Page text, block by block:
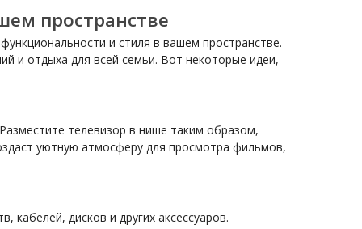
пространстве
и стиля в вашем пространстве.
и отдыха для всей семьи. Вот некоторые идеи,
телевизор в нише таким образом,
уютную атмосферу для просмотра фильмов,
кабелей, дисков и других аксессуаров.